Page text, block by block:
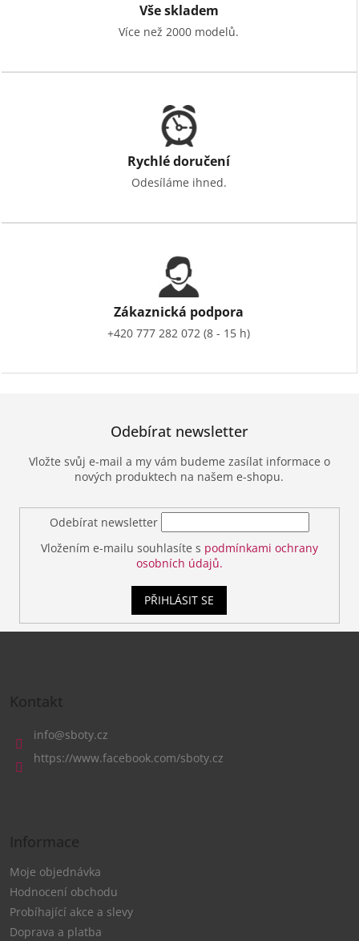
Vše skladem
Více než 2000 modelů.
Rychlé doručení
Odesíláme ihned.
Zákaznická podpora
+420 777 282 072 (8 - 15 h)
Odebírat newsletter
Vložte svůj e-mail a my vám budeme zasílat informace o
nových produktech na našem e-shopu.
Odebírat newsletter
Vložením e-mailu souhlasíte s podmínkami ochrany
osobních údajů.
PŘIHLÁSIT SE
Kontakt
info@sboty.cz
https://www.facebook.com/sboty.cz
Informace
Moje objednávka
Hodnocení obchodu
Probíhající akce a slevy
Doprava a platba